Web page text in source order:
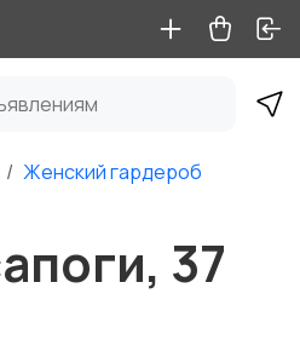
Женский гардероб
37